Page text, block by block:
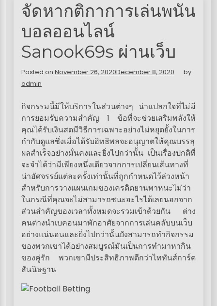
จัดหากติกาการเล่นพนัน
บอลออนไลน์
Sanook69s ผ่านเว็บ
Posted on November 26, 2020December 8, 2020
by
admin
กิจกรรมนี้มีให้บริการในส่วนต่างๆ น่าแปลกใจที่ไม่มี
การยอมรับความสำคัญ 1 ข้อที่จะช่วยเสริมพลังให้
คุณได้รับเงินสดมีวิธีการเฉพาะอย่างไม่หยุดยั้งในการ
กำกับดูแลซึ่งเมื่อได้รับอิทธิพลจะอนุญาตให้คุณบรรลุ
ผลสำเร็จอย่างมั่นคงและยิ่งไปกว่านั้น เป็นเรื่องปกติที่
จะจำได้ว่ามีเพียงหนึ่งเดียวจากการเปลี่ยนเส้นทางที่
น่าอัศจรรย์แต่ละครั้งเท่านั้นที่ถูกกำหนดไว้ล่วงหน้า
สำหรับการวางแผนเกมของเครดิตยานพาหนะไม่ว่า
ในกรณีที่คุณจะไม่สามารถชนะอะไรได้เลยนอกจาก
ส่วนสำคัญของเวลาทั้งหมดจะรวมเข้าด้วยกัน ต่าง
คนต่างนำเบคอนมาพักอาศัยจากการเล่นคลับบนเว็บ
อย่างแน่นอนและยิ่งไปกว่านั้นยังสามารถทำกิจกรรม
ของพวกเขาได้อย่างสมบูรณ์มันเป็นการทำมาหากิน
ของคู่รัก พวกเขามีประสิทธิภาพดีกว่าไททันส์การ์ด
สันนิษฐาน